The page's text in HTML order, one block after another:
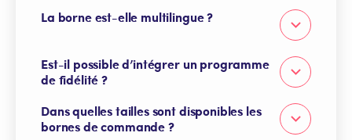
l’intégration avec votre logiciel de caisse. Nos
experts peuvent vous accompagner pour trouver la
Il est essentiel de choisir un logiciel de caisse
compatible avec votre borne de commande afin de
garantir une synchronisation fluide des commandes
et des paiements. Innovorder propose une solution
complète et intégrée qui s’adapte à votre activité.
La borne est-elle multilingue ?
Oui, nos bornes sont multilingues. Votre parcours de
commande et vos menus sont disponibles en cinq
Est-il possible d’intégrer un programme
de fidélité ?
Oui, nos bornes sont compatibles avec les meilleurs
programmes de fidélité du marché, notamment
Como, Hey Pongo et Splio, permettant aux clients
Dans quelles tailles sont disponibles les
bornes de commande ?